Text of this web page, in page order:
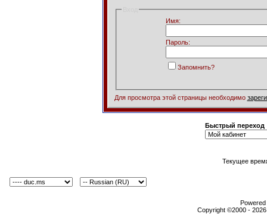
Имя:
Пароль:
Запомнить?
Для просмотра этой страницы необходимо
Быстрый переход
Текущее
Copyright ©2000 -